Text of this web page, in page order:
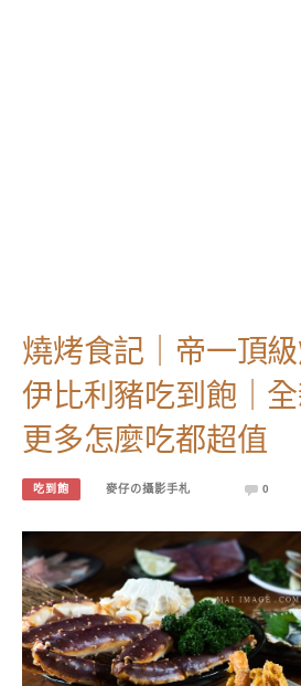
燒烤食記｜帝一頂
伊比利豬吃到飽｜
更多怎麼吃都超值
吃到飽 麥仔の攝影手札 0